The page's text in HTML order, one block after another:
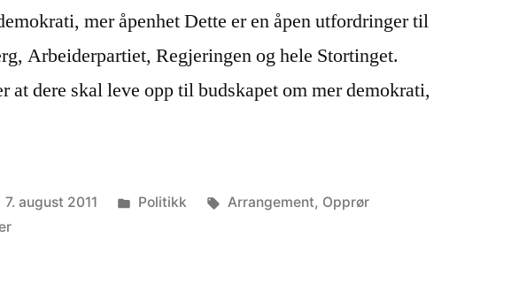
mer åpenhet Dette er en åpen utfordringer til
Arbeiderpartiet, Regjeringen og hele Stortinget.
at dere skal leve opp til budskapet om mer demokrati,
7. august 2011
Publisert
Politikk Stikkord:
Arrangement, Opprør
til